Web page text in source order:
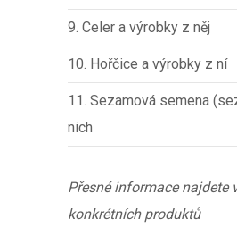
9. Celer a výrobky z něj
10. Hořčice a výrobky z ní
11. Sezamová semena
nich
Přesné informace najdete
konkrétních produktů